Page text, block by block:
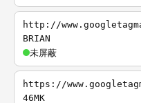
http://
BRIAN
未屏蔽
https://
46MK